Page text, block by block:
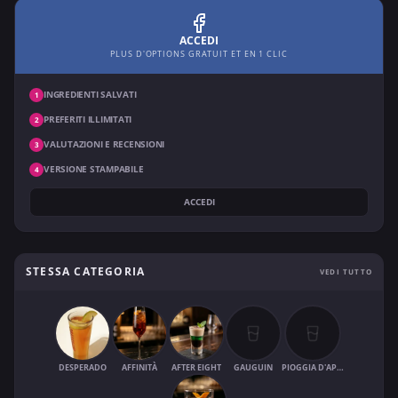
ACCEDI
PLUS D'OPTIONS GRATUIT ET EN 1 CLIC
1 INGREDIENTI SALVATI
2 PREFERITI ILLIMITATI
3 VALUTAZIONI E RECENSIONI
4 VERSIONE STAMPABILE
ACCEDI
STESSA CATEGORIA VEDI TUTTO
DESPERADO AFFINITÀ AFTER EIGHT GAUGUIN PIOGGIA D'APRILE